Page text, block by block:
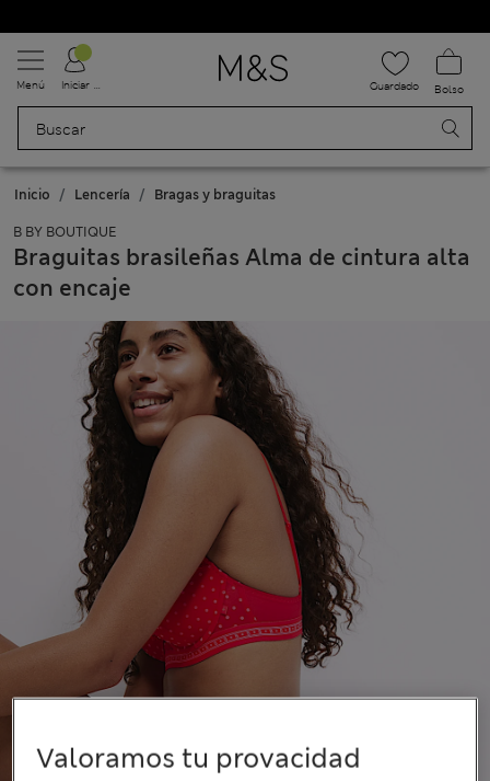
Menú Iniciar sesión Guardado Bolso
Inicio Lencería Bragas y braguitas
B BY BOUTIQUE
Braguitas brasileñas Alma de cintura alta
con encaje
Valoramos tu provacidad